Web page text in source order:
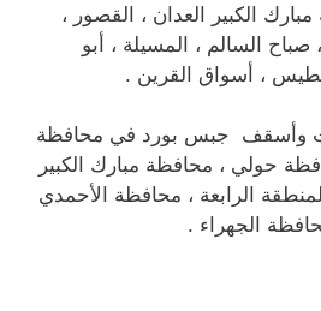
الكبير العدان ، القصور ،
صباح السالم ، المسيلة ، أبو
، أسواق القرين .
وأسقف جبس بورد في محافظة
حولي ، محافظة مبارك الكبير
الرابعة ، محافظة الأحمدي
الجهراء .